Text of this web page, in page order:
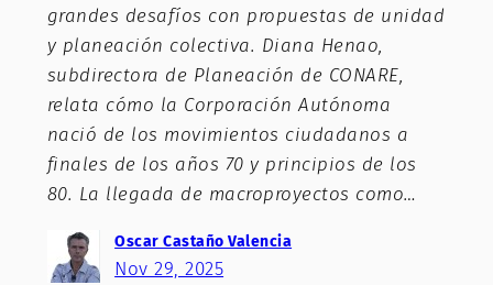
grandes desafíos con propuestas de unidad
y planeación colectiva. Diana Henao,
subdirectora de Planeación de CONARE,
relata cómo la Corporación Autónoma
nació de los movimientos ciudadanos a
finales de los años 70 y principios de los
80. La llegada de macroproyectos como…
Oscar Castaño Valencia
Nov 29, 2025